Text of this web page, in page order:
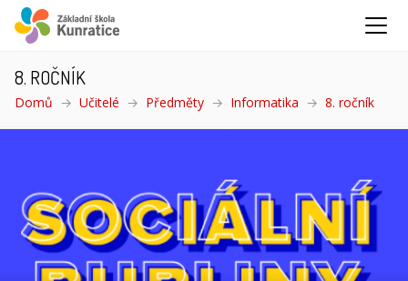
8. ROČNÍK
Domů Učitelé Předměty Informatika 8. ročník